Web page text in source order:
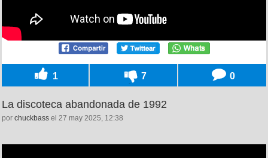
1 7 0
La discoteca abandonada de 1992
por chuckbass el 27 may 2025, 12:38